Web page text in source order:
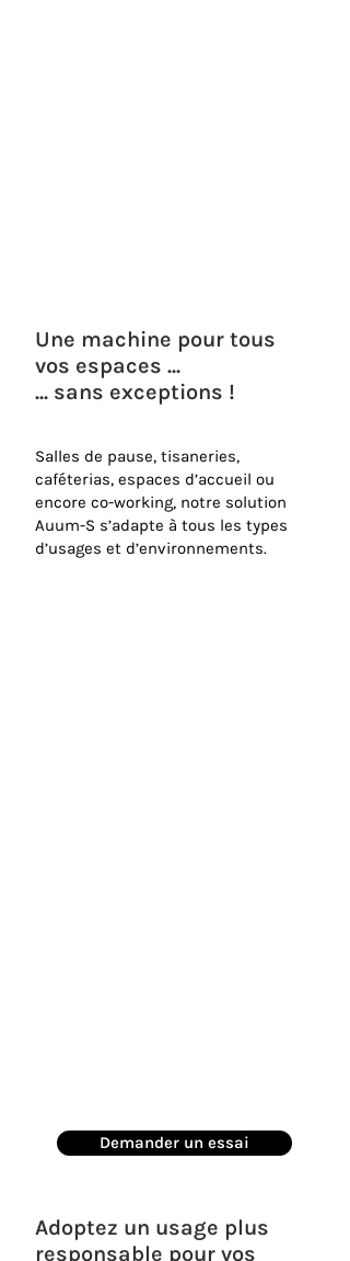
Une machine pour tous
vos espaces ...
... sans exceptions !
Salles de pause, tisaneries,
caféterias, espaces d’accueil ou
encore co-working, notre solution
Auum-S s’adapte à tous les types
d’usages et d’environnements.
Demander un essai
Adoptez un usage plus
responsable pour vos